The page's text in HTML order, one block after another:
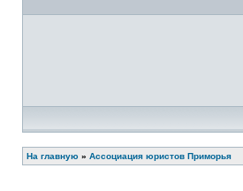
На главную » Ассоциация юристов Приморья